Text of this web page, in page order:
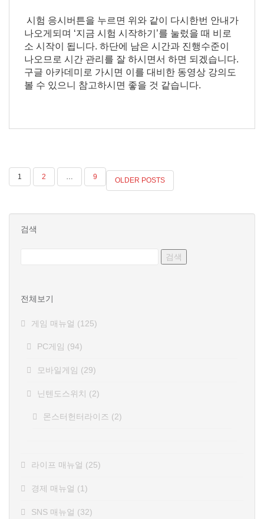
시험 응시버튼을 누르면 위와 같이 다시한번 안내가
나오게되며 ‘지금 시험 시작하기’를 눌렀을 때 비로
소 시작이 됩니다. 하단에 남은 시간과 진행수준이
나오므로 시간 관리를 잘 하시면서 하면 되겠습니다.
구글 아카데미로 가시면 이를 대비한 동영상 강의도
볼 수 있으니 참고하시면 좋을 것 같습니다.
글
이
지
1 2 … 9 OLDER POSTS
검색
전체보기
게임 매뉴얼 (125)
PC게임 (94)
모바일게임 (29)
닌텐도스위치 (2)
몬스터헌터라이즈 (2)
라이프 매뉴얼 (25)
경제 매뉴얼 (1)
SNS 매뉴얼 (32)